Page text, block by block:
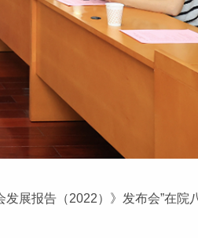
展报告（2022）》发布会”在院